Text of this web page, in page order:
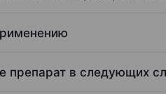
препарат в следующих